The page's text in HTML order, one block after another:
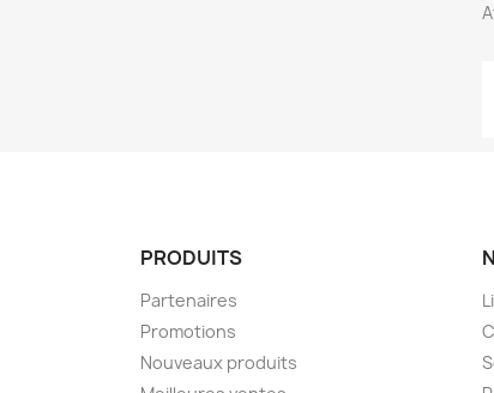
PRODUITS
Partenaires
Promotions
Nouveaux produits